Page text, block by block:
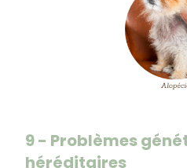
9 - Problèmes
héréditaires